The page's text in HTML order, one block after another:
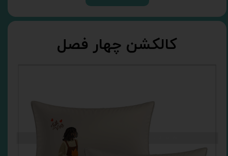
کالکشن چهار فصل